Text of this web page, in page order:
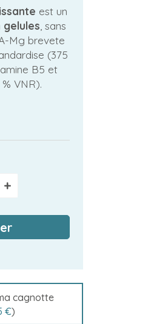
est un
, sans
Mg brevete
(375
B5 et
VNR).
+
cagnotte
€)